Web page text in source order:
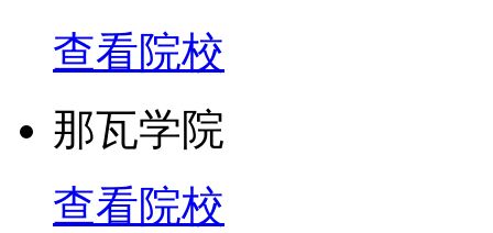
查看院校
那瓦学院
查看院校